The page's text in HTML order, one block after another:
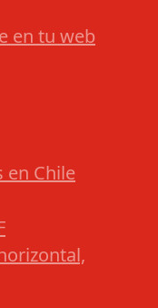
en tu web
en Chile